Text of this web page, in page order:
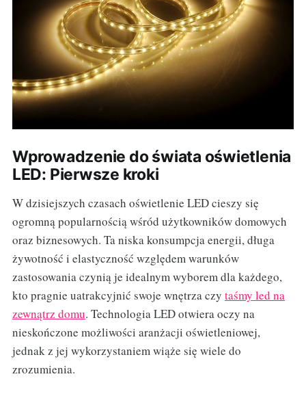
Wprowadzenie do świata oświetlenia
LED: Pierwsze kroki
W dzisiejszych czasach oświetlenie LED cieszy się
ogromną popularnością wśród użytkowników domowych
oraz biznesowych. Ta niska konsumpcja energii, długa
żywotność i elastyczność względem warunków
zastosowania czynią je idealnym wyborem dla każdego,
kto pragnie uatrakcyjnić swoje wnętrza czy taśmy led na
zewnątrz domu. Technologia LED otwiera oczy na
nieskończone możliwości aranżacji oświetleniowej,
jednak z jej wykorzystaniem wiąże się wiele do
zrozumienia.